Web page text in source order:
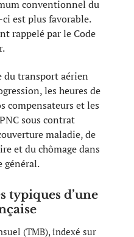
conventionnel du
est plus favorable.
rappelé par le Code
transport aérien
les heures de
compensateurs et les
sous contrat
maladie, de
et du chômage dans
général.
typiques d’une
(TMB), indexé sur